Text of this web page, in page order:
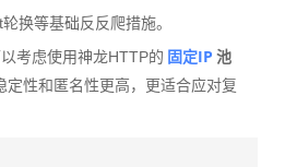
换等基础反反爬措施。
考虑使用神龙HTTP的 固定IP 池
定性和匿名性更高，更适合应对复